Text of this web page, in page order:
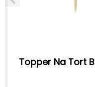
Chrzest Święty 6